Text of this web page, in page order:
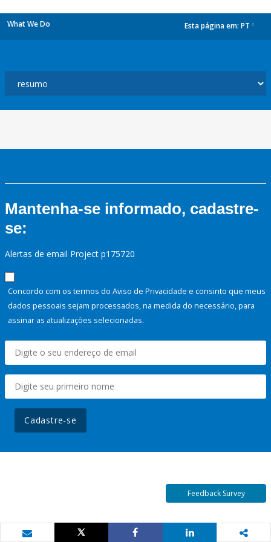
What We Do Esta página em: PT
Mantenha-se informado, cadastre-
se:
Alertas de email Project p175720
Concordo com os termos do Aviso de Privacidade e consinto que meus
dados pessoais sejam processados, na medida do necessário, para
assinar as atualizações selecionadas.
Cadastre-se
Feedback Survey